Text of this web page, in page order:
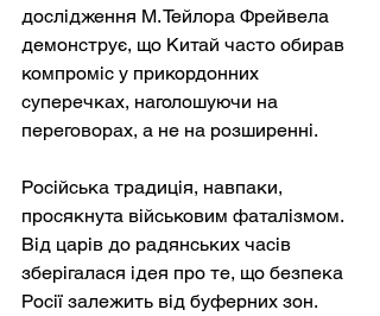
дослідження М. Тейлора Фрейвела
демонструє, що Китай часто обирав
компроміс у прикордонних
суперечках, наголошуючи на
переговорах, а не на розширенні.
Російська традиція, навпаки,
просякнута військовим фаталізмом.
Від царів до радянських часів
зберігалася ідея про те, що безпека
Росії залежить від буферних зон.